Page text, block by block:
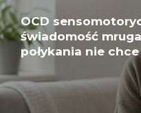
OCD
świadomość
połykania nie chce